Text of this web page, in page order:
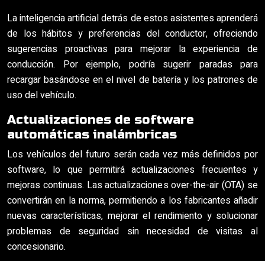
La inteligencia artificial detrás de estos asistentes aprenderá
de los hábitos y preferencias del conductor, ofreciendo
sugerencias proactivas para mejorar la experiencia de
conducción. Por ejemplo, podría sugerir paradas para
recargar basándose en el nivel de batería y los patrones de
uso del vehículo.
Actualizaciones de software
automáticas inalámbricas
Los vehículos del futuro serán cada vez más definidos por
software, lo que permitirá actualizaciones frecuentes y
mejoras continuas. Las actualizaciones over-the-air (OTA) se
convertirán en la norma, permitiendo a los fabricantes añadir
nuevas características, mejorar el rendimiento y solucionar
problemas de seguridad sin necesidad de visitas al
concesionario.